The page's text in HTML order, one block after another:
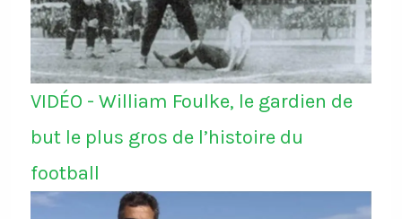
VIDÉO - William Foulke, le gardien de
but le plus gros de l’histoire du
football